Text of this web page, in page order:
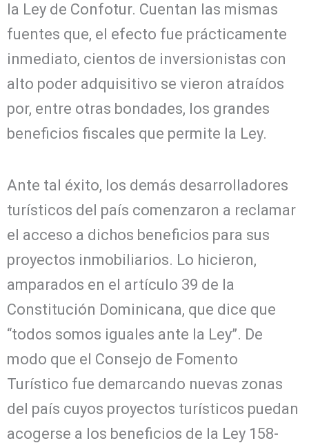
la Ley de Confotur. Cuentan las mismas
fuentes que, el efecto fue prácticamente
inmediato, cientos de inversionistas con
alto poder adquisitivo se vieron atraídos
por, entre otras bondades, los grandes
beneficios fiscales que permite la Ley.
Ante tal éxito, los demás desarrolladores
turísticos del país comenzaron a reclamar
el acceso a dichos beneficios para sus
proyectos inmobiliarios. Lo hicieron,
amparados en el artículo 39 de la
Constitución Dominicana, que dice que
“todos somos iguales ante la Ley”. De
modo que el Consejo de Fomento
Turístico fue demarcando nuevas zonas
del país cuyos proyectos turísticos puedan
acogerse a los beneficios de la Ley 158-